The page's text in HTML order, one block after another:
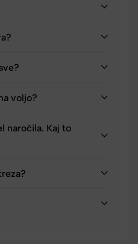
voljo?
naročila. Kaj to